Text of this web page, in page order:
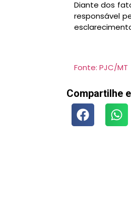
Diante dos
responsável
Fonte: PJC/MT
Compartilhe